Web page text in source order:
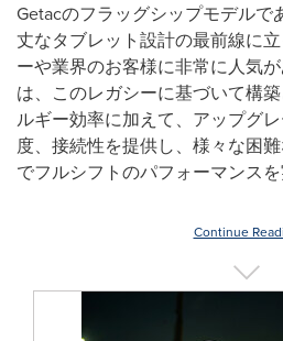
Getacのフラッグシップモデルで
丈なタブレット設計の最前線に
ーや業界のお客様に非常に人気
は、このレガシーに基づいて構
ルギー効率に加えて、アップグ
度、接続性を提供し、様々な困
でフルシフトのパフォーマンスを
Continue